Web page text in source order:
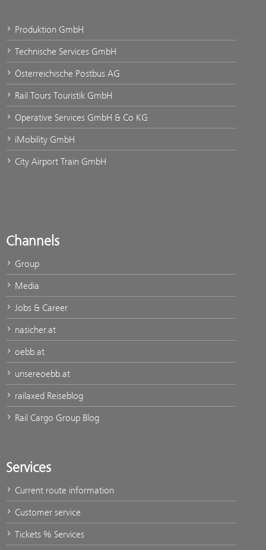
Produktion GmbH
Technische Services GmbH
Österreichische Postbus AG
Rail Tours Touristik GmbH
Operative Services GmbH & Co KG
iMobility GmbH
City Airport Train GmbH
Channels
Group
Media
Jobs & Career
nasicher.at
oebb.at
unsereoebb.at
railaxed Reiseblog
Rail Cargo Group Blog
Services
Current route information
Customer service
Tickets % Services